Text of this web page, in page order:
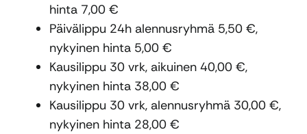
hinta 7,00 €
Päivälippu 24h alennusryhmä 5,50 €,
nykyinen hinta 5,00 €
Kausilippu 30 vrk, aikuinen 40,00 €,
nykyinen hinta 38,00 €
Kausilippu 30 vrk, alennusryhmä 30,00 €,
nykyinen hinta 28,00 €